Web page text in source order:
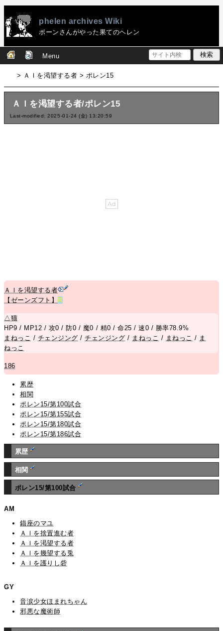
phelen archives Wiki
ポーンさんがやった果てのヘレン
Menu
> ＡＩを渇望する者 > ポレン15
ＡＩを渇望する者/ポレン15
Last-modified: 2025-01-24 (金) 13:20:59
ＡＩを渇望する者
【ゼーンズフト】
R
△猫
HP9 / MP12 / 攻0 / 防0 / 魔0 / 精0 / 命25 / 速0 / 勝率78.9%
まねっこ / チェンジング /チェンジング / まねっこ / まねっこ / ま
ねっこ
186
累歴
相関
ポレン15/第100試合
ポレン15/第155試合
ポレン15/第180試合
ポレン15/第186試合
累歴
相関
ポレン15/第100試合
AM
錨座のマユ
ＡＩを捨置進む者
ＡＩを渇望する者
ＡＩを幾望する兎
ＡＩを護りし砦
GY
音涙少女ほまれちゃん
邪悪な魔術師